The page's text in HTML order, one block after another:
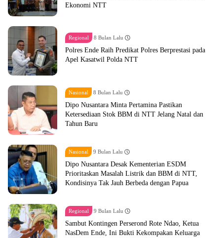
Ekonomi NTT
Regional 8 Bulan Lalu
Polres Ende Raih Predikat Polres Berprestasi pada
Apel Kasatwil Polda NTT
Nasional 8 Bulan Lalu
Dipo Nusantara Minta Pertamina Pastikan
Ketersediaan Stok BBM di NTT Jelang Natal dan
Tahun Baru
Nasional 9 Bulan Lalu
Dipo Nusantara Desak Kementerian ESDM
Prioritaskan Masalah Listrik dan BBM di NTT,
Kondisinya Tak Jauh Berbeda dengan Papua
Regional 9 Bulan Lalu
Sambut Kontingen Perserond Rote Ndao, Ketua
NasDem Ende, Ini Bukti Kekompakan Keluarga